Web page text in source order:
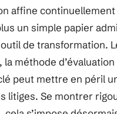
affine
un simple papier
de transformation.
méthode d’évaluation
peut mettre en péril
litiges. Se montrer